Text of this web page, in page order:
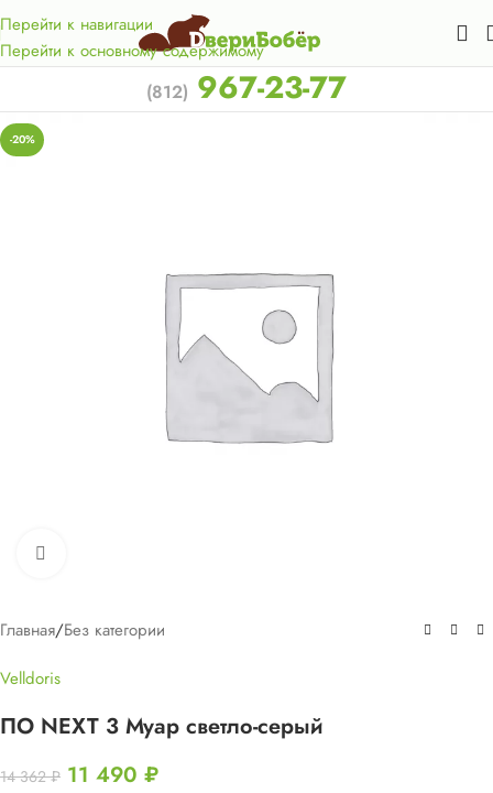
Перейти к навигации
Перейти к основному содержимому
км. от КАД.
(812) 967-23-77
-20%
Главная/Без категории
Velldoris
ПО NEXT 3 Муар светло-серый
14 362₽ 11 490 ₽